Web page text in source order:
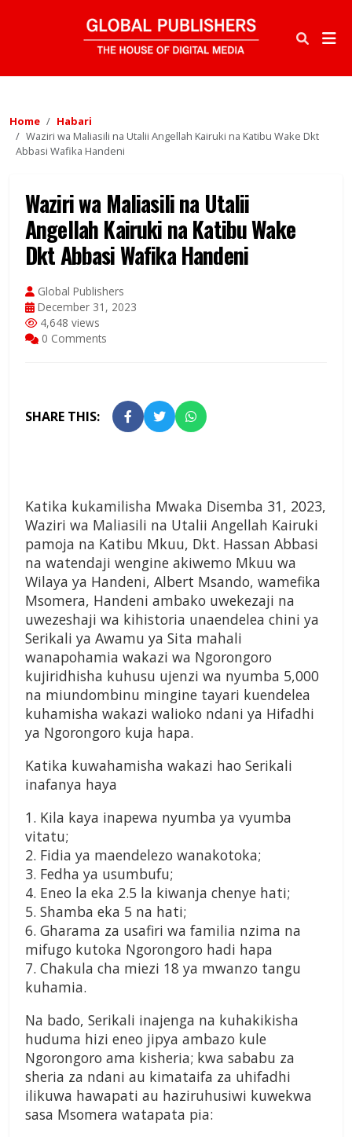
Home
Habari
Waziri wa Maliasili na Utalii Angellah Kairuki na Katibu Wake Dkt
Abbasi Wafika Handeni
Waziri wa Maliasili na Utalii
Angellah Kairuki na Katibu Wake
Dkt Abbasi Wafika Handeni
Global Publishers
December 31, 2023
4,648 views
0 Comments
SHARE THIS:
Katika kukamilisha Mwaka Disemba 31, 2023,
Waziri wa Maliasili na Utalii Angellah Kairuki
pamoja na Katibu Mkuu, Dkt. Hassan Abbasi
na watendaji wengine akiwemo Mkuu wa
Wilaya ya Handeni, Albert Msando, wamefika
Msomera, Handeni ambako uwekezaji na
uwezeshaji wa kihistoria unaendelea chini ya
Serikali ya Awamu ya Sita mahali
wanapohamia wakazi wa Ngorongoro
kujiridhisha kuhusu ujenzi wa nyumba 5,000
na miundombinu mingine tayari kuendelea
kuhamisha wakazi walioko ndani ya Hifadhi
ya Ngorongoro kuja hapa.
Katika kuwahamisha wakazi hao Serikali
inafanya haya
1. Kila kaya inapewa nyumba ya vyumba
vitatu;
2. Fidia ya maendelezo wanakotoka;
3. Fedha ya usumbufu;
4. Eneo la eka 2.5 la kiwanja chenye hati;
5. Shamba eka 5 na hati;
6. Gharama za usafiri wa familia nzima na
mifugo kutoka Ngorongoro hadi hapa
7. Chakula cha miezi 18 ya mwanzo tangu
kuhamia.
Na bado, Serikali inajenga na kuhakikisha
huduma hizi eneo jipya ambazo kule
Ngorongoro ama kisheria; kwa sababu za
sheria za ndani au kimataifa za uhifadhi
ilikuwa hawapati au haziruhusiwi kuwekwa
sasa Msomera watapata pia: